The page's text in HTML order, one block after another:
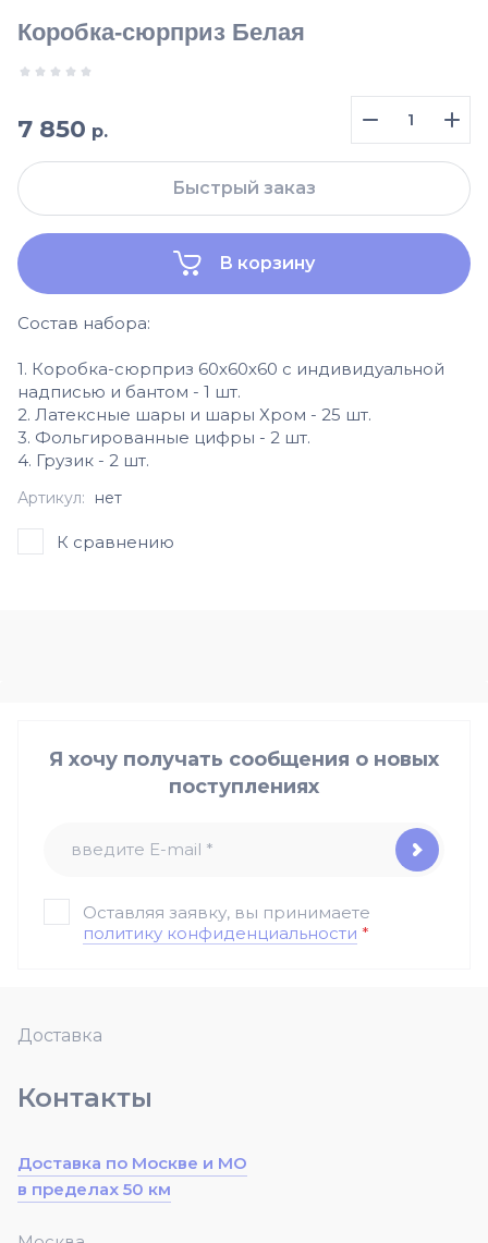
Коробка-сюрприз Белая
7 850 р.
В корзину
Быстрый заказ
Состав набора:
1. Коробка-сюрприз 60х60х60 с индивидуальной
надписью и бантом - 1 шт.
2. Латексные шары и шары Хром - 25 шт.
3. Фольгированные цифры - 2 шт.
4. Грузик - 2 шт.
Артикул: нет
К сравнению
Доставка
Контакты
Доставка по Москве и МО
в пределах 50 км
Я хочу получать сообщения о новых
поступлениях
Оставляя заявку, вы принимаете
политику конфиденциальности *